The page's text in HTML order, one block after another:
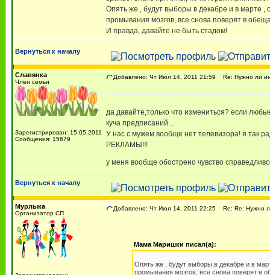
Опять же , будут выборы в декабре и в марте
промывания мозгов, все снова поверят в
И правда, давайте не быть стадом!
Вернуться к началу
Славянка
Член семьи
Зарегистрирован: 15.05.2011
Сообщения: 15679
Добавлено: Чт Июл 14, 2011 21:59 Re: Нужно ли
да давайте,только что измениться? если
куча предписаний...
У нас с мужем вообще нет телевизора! я так
РЕКЛАМЫ!!!
у меня вообще обострено чувство
Вернуться к началу
Мурлыка
Организатор СП
Добавлено: Чт Июл 14, 2011 22:25 Re: Re: Нужно
Мама Маришки писал(а):
Опять же , будут выборы в декабре и в
промывания мозгов, все снова поверят в